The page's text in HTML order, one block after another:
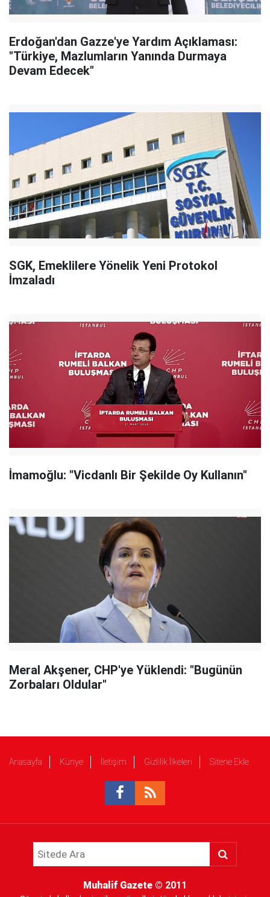
Erdoğan'dan Gazze'ye Yardım Açıklaması:
"Türkiye, Mazlumların Yanında Durmaya
Devam Edecek"
SGK, Emeklilere Yönelik Yeni Protokol
İmzaladı
İmamoğlu: "Vicdanlı Bir Şekilde Oy Kullanın"
Meral Akşener, CHP'ye Yüklendi: "Bugünün
Zorbaları Oldular"
Anasayfa Künye İletişim Gizlilik İlkeleri Sitene Ekle
Muhalif Gazete © 2011